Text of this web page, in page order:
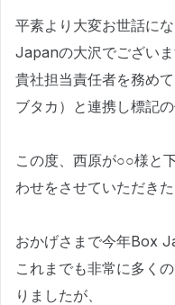
平素より大変お世話に
Japanの大沢でございま
貴社担当責任者を務め
ブタカ）と連携し標記
この度、西原が○○様と
わせをさせていただき
おかげさまで今年Box
これまでも非常に多く
りましたが、